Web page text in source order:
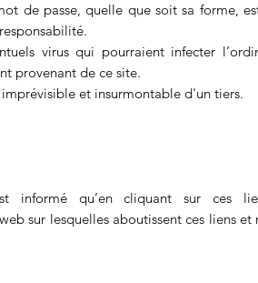
de passe, quelle que soit sa forme,
virus qui pourraient infecter
provenant de ce site.
et insurmontable d'un tiers.
informé qu’en cliquant sur ces
sur lesquelles aboutissent ces liens et